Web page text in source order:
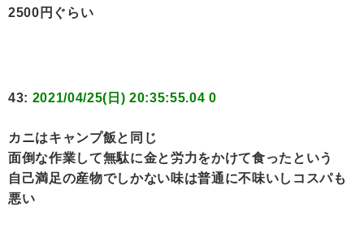
2500円ぐらい
43: 2021/04/25(日) 20:35:55.04 0
カニはキャンプ飯と同じ
面倒な作業して無駄に金と労力をかけて食ったという
自己満足の産物でしかない味は普通に不味いしコスパも
悪い